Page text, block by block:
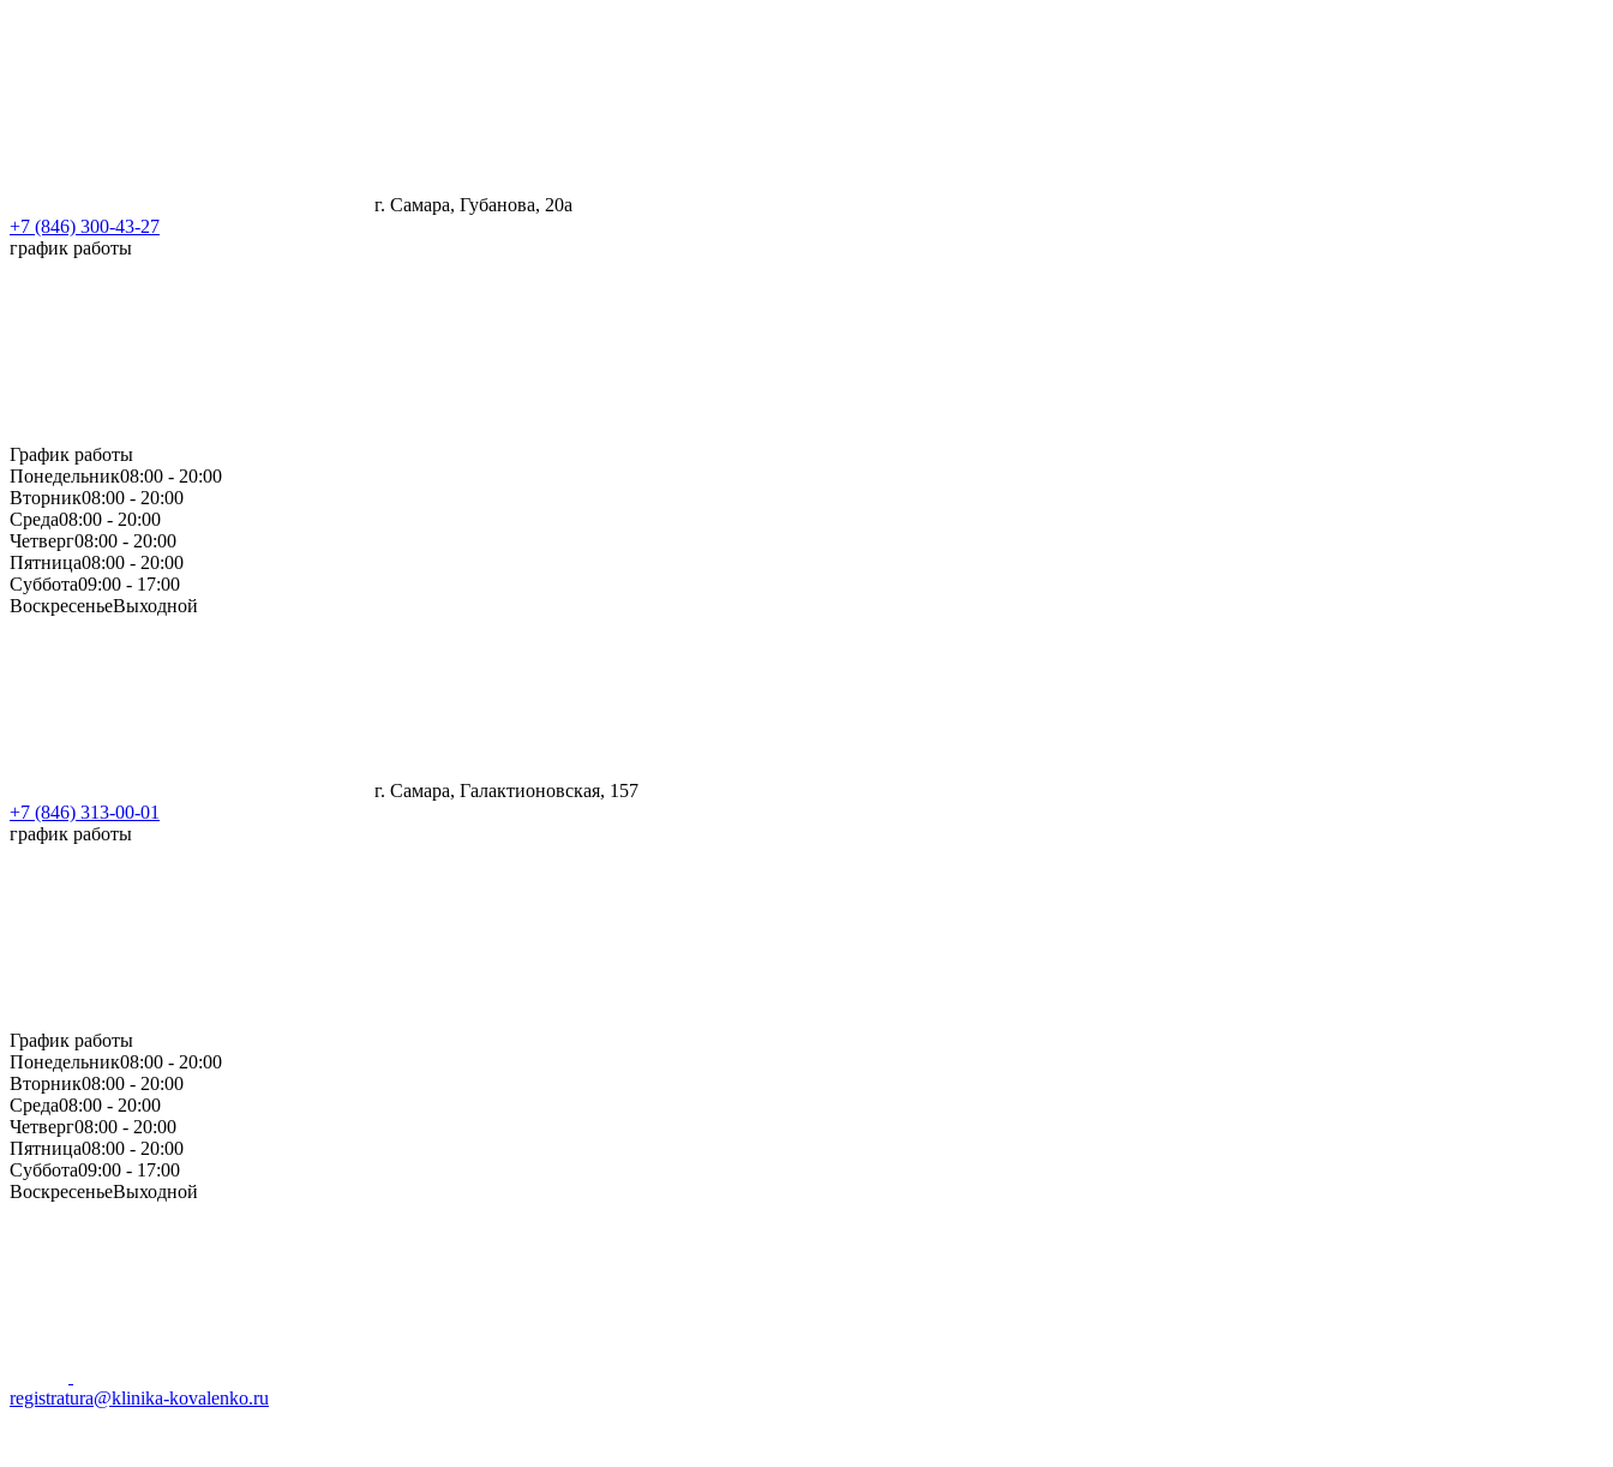
г. Самара, Губанова, 20а
+7 (846) 300-43-27
график работы
График работы
Понедельник08:00 - 20:00
Вторник08:00 - 20:00
Среда08:00 - 20:00
Четверг08:00 - 20:00
Пятница08:00 - 20:00
Суббота09:00 - 17:00
ВоскресеньеВыходной
г. Самара, Галактионовская, 157
+7 (846) 313-00-01
график работы
График работы
Понедельник08:00 - 20:00
Вторник08:00 - 20:00
Среда08:00 - 20:00
Четверг08:00 - 20:00
Пятница08:00 - 20:00
Суббота09:00 - 17:00
ВоскресеньеВыходной
registratura@klinika-kovalenko.ru